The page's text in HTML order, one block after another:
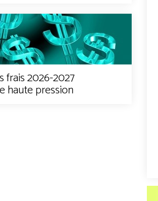
frais 2026-2027
haute pression